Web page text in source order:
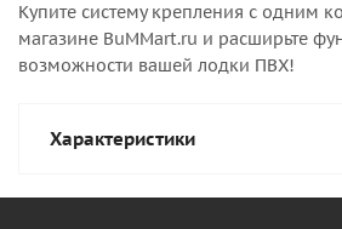
Купите систему крепления с одним
магазине BuMMart.ru и расширьте
возможности вашей лодки ПВХ!
Характеристики